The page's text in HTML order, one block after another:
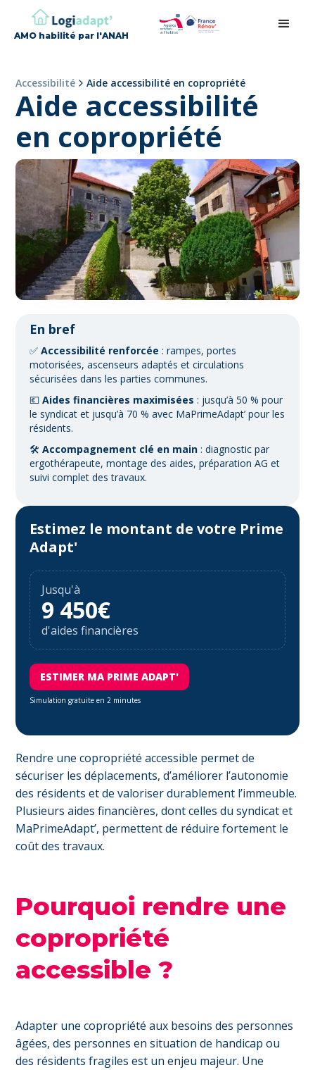
AMO habilité par l'ANAH
Accessibilité Aide accessibilité en copropriété
Aide accessibilité
en copropriété
En bref
✅Accessibilité renforcée : rampes, portes
motorisées, ascenseurs adaptés et circulations
sécurisées dans les parties communes.
💶Aides financières maximisées : jusqu’à 50 % pour
le syndicat et jusqu’à 70 % avec MaPrimeAdapt’ pour les
résidents.
🛠️Accompagnement clé en main : diagnostic par
ergothérapeute, montage des aides, préparation AG et
suivi complet des travaux.
Estimez le montant de votre Prime
Adapt'
Jusqu'à
9 450€
d'aides financières
ESTIMER MA PRIME ADAPT'
Simulation gratuite en 2 minutes
Rendre une copropriété accessible permet de
sécuriser les déplacements, d’améliorer l’autonomie
des résidents et de valoriser durablement l’immeuble.
Plusieurs aides financières, dont celles du syndicat et
MaPrimeAdapt’, permettent de réduire fortement le
coût des travaux.
Pourquoi rendre une
copropriété
accessible ?
Adapter une copropriété aux besoins des personnes
âgées, des personnes en situation de handicap ou
des résidents fragiles est un enjeu majeur. Une